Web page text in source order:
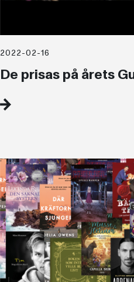
2022-02-16
De prisas på årets